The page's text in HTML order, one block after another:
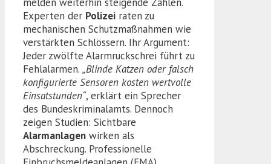
Experten der Polizei raten zu
mechanischen Schutzmaßnahmen wie
verstärkten Schlössern. Ihr Argument:
Jeder zwölfte Alarmruckschrei führt zu
Fehlalarmen. „Blinde Katzen oder falsch
konfigurierte Sensoren kosten wertvolle
Einsatstunden“, erklärt ein Sprecher
des Bundeskriminalamts. Dennoch
zeigen Studien: Sichtbare
Alarmanlagen wirken als
Abschreckung. Professionelle